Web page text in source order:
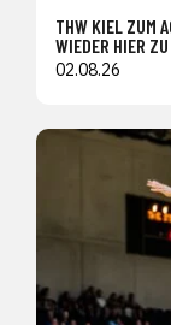
THW KIEL ZUM
WIEDER HIER
02.08.26